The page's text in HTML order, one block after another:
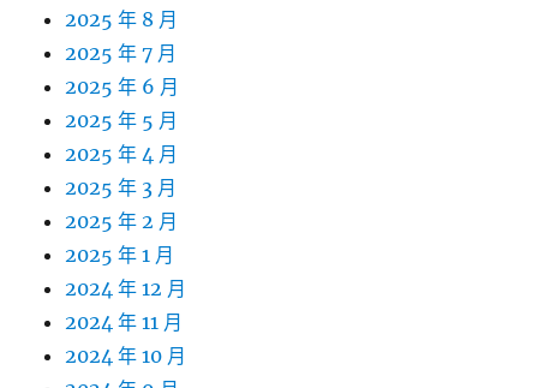
2025 年 8 月
2025 年 7 月
2025 年 6 月
2025 年 5 月
2025 年 4 月
2025 年 3 月
2025 年 2 月
2025 年 1 月
2024 年 12 月
2024 年 11 月
2024 年 10 月